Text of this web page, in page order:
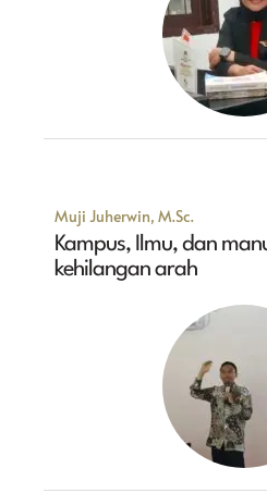
Muji Juherwin, M.Sc.
Kampus, Ilmu, dan
kehilangan arah